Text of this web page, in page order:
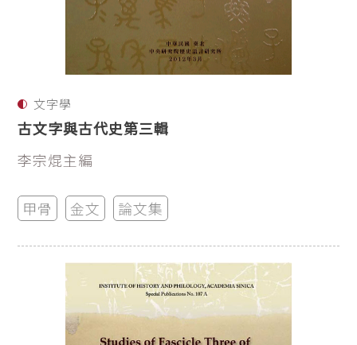
文字學
古文字與古代史第三輯
李宗焜主編
甲骨 金文 論文集